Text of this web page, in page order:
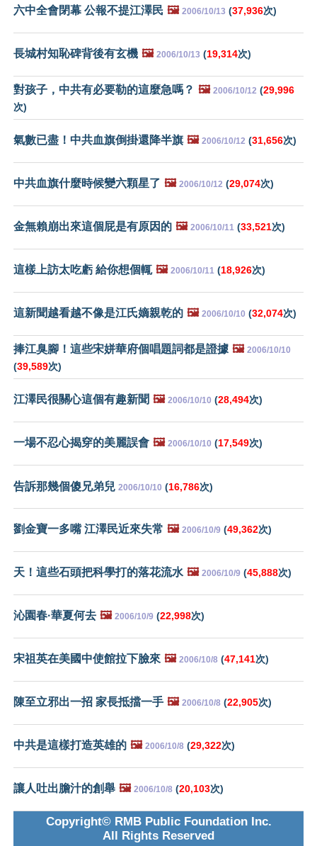
六中全會閉幕 公報不提江澤民 🖼️ 2006/10/13 (37,936次)
長城村知恥碑背後有玄機 🖼️ 2006/10/13 (19,314次)
對孩子，中共有必要勒的這麼急嗎？ 🖼️ 2006/10/12 (29,996
次)
氣數已盡！中共血旗倒掛還降半旗 🖼️ 2006/10/12 (31,656次)
中共血旗什麼時候變六顆星了 🖼️ 2006/10/12 (29,074次)
金無賴崩出來這個屁是有原因的 🖼️ 2006/10/11 (33,521次)
這樣上訪太吃虧 給你想個輒 🖼️ 2006/10/11 (18,926次)
這新聞越看越不像是江氏嫡親乾的 🖼️ 2006/10/10 (32,074次)
捧江臭腳！這些宋姘華府個唱題詞都是證據 🖼️ 2006/10/10
(39,589次)
江澤民很關心這個有趣新聞 🖼️ 2006/10/10 (28,494次)
一場不忍心揭穿的美麗誤會 🖼️ 2006/10/10 (17,549次)
告訴那幾個傻兄弟兒 2006/10/10 (16,786次)
劉金寶一多嘴 江澤民近來失常 🖼️ 2006/10/9 (49,362次)
天！這些石頭把科學打的落花流水 🖼️ 2006/10/9 (45,888次)
沁園春·華夏何去 🖼️ 2006/10/9 (22,998次)
宋祖英在美國中使館拉下臉來 🖼️ 2006/10/8 (47,141次)
陳至立邪出一招 家長抵擋一手 🖼️ 2006/10/8 (22,905次)
中共是這樣打造英雄的 🖼️ 2006/10/8 (29,322次)
讓人吐出膽汁的創舉 🖼️ 2006/10/8 (20,103次)
Copyright© RMB Public Foundation Inc.
All Rights Reserved